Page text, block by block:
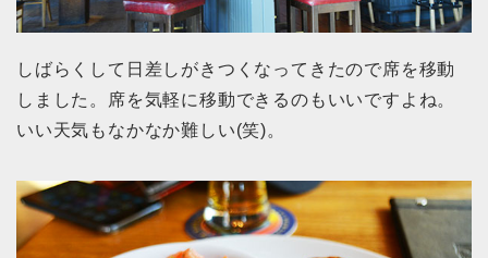
しばらくして日差しがきつくなってきたので席を移動
しました。席を気軽に移動できるのもいいですよね。
いい天気もなかなか難しい(笑)。